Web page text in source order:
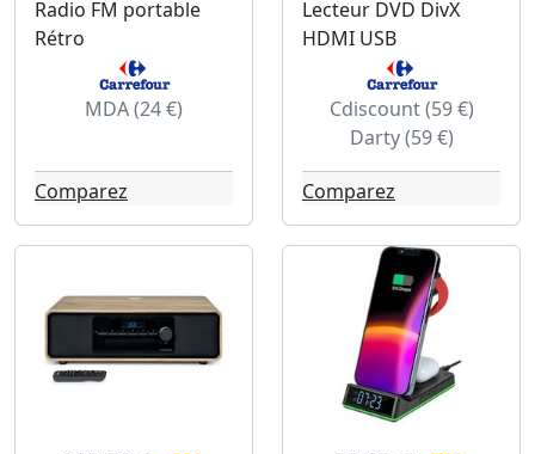
Radio FM portable
Rétro
MDA (24 €)
Comparez
Lecteur DVD DivX
HDMI USB
Cdiscount (59 €)
Darty (59 €)
Comparez